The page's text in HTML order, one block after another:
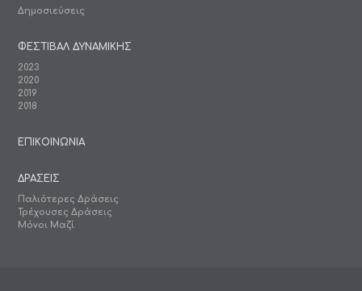
Δημοσιεύσεις
ΦΕΣΤΙΒΑΛ ΔΥΝΑΜΙΚΗΣ
2023
2020
2019
2018
ΕΠΙΚΟΙΝΩΝΙΑ
ΔΡΑΣΕΙΣ
Παλιότερες Δράσεις
Τρέχουσες Δράσεις
Μόνοι Μαζί